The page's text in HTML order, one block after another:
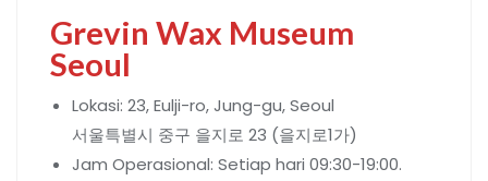
Grevin Wax Museum
Seoul
Lokasi: 23, Eulji-ro, Jung-gu, Seoul
서울특별시 중구 을지로 23 (을지로1가)
Jam Operasional: Setiap hari 09:30-19:00.